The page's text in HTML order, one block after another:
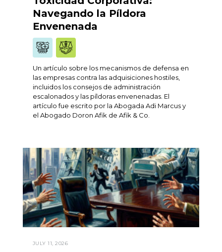
Navegando la Píldora
Envenenada
Un artículo sobre los mecanismos de defensa en
las empresas contra las adquisiciones hostiles,
incluidos los consejos de administración
escalonados y las píldoras envenenadas. El
artículo fue escrito por la Abogada Adi Marcus y
el Abogado Doron Afik de Afik & Co.
JULY 11, 2026